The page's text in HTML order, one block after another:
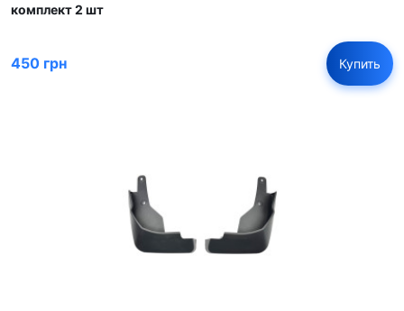
комплект 2 шт
450 грн Купить